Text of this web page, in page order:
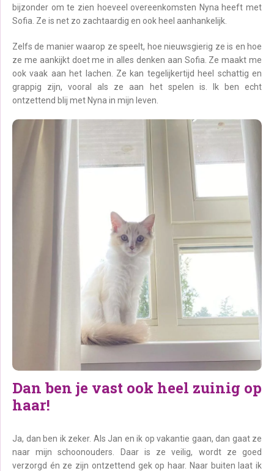
bijzonder om te zien hoeveel overeenkomsten Nyna heeft met
Sofia. Ze is net zo zachtaardig en ook heel aanhankelijk.
Zelfs de manier waarop ze speelt, hoe nieuwsgierig ze is en hoe
ze me aankijkt doet me in alles denken aan Sofia. Ze maakt me
ook vaak aan het lachen. Ze kan tegelijkertijd heel schattig en
grappig zijn, vooral als ze aan het spelen is. Ik ben echt
ontzettend blij met Nyna in mijn leven.
Dan ben je vast ook heel zuinig op
haar!
Ja, dan ben ik zeker. Als Jan en ik op vakantie gaan, dan gaat ze
naar mijn schoonouders. Daar is ze veilig, wordt ze goed
verzorgd én ze zijn ontzettend gek op haar. Naar buiten laat ik